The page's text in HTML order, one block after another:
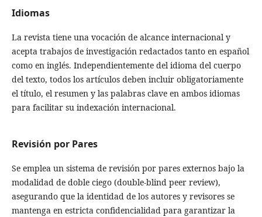
Idiomas
La revista tiene una vocación de alcance internacional y
acepta trabajos de investigación redactados tanto en español
como en inglés. Independientemente del idioma del cuerpo
del texto, todos los artículos deben incluir obligatoriamente
el título, el resumen y las palabras clave en ambos idiomas
para facilitar su indexación internacional.
Revisión por Pares
Se emplea un sistema de revisión por pares externos bajo la
modalidad de doble ciego (double-blind peer review),
asegurando que la identidad de los autores y revisores se
mantenga en estricta confidencialidad para garantizar la